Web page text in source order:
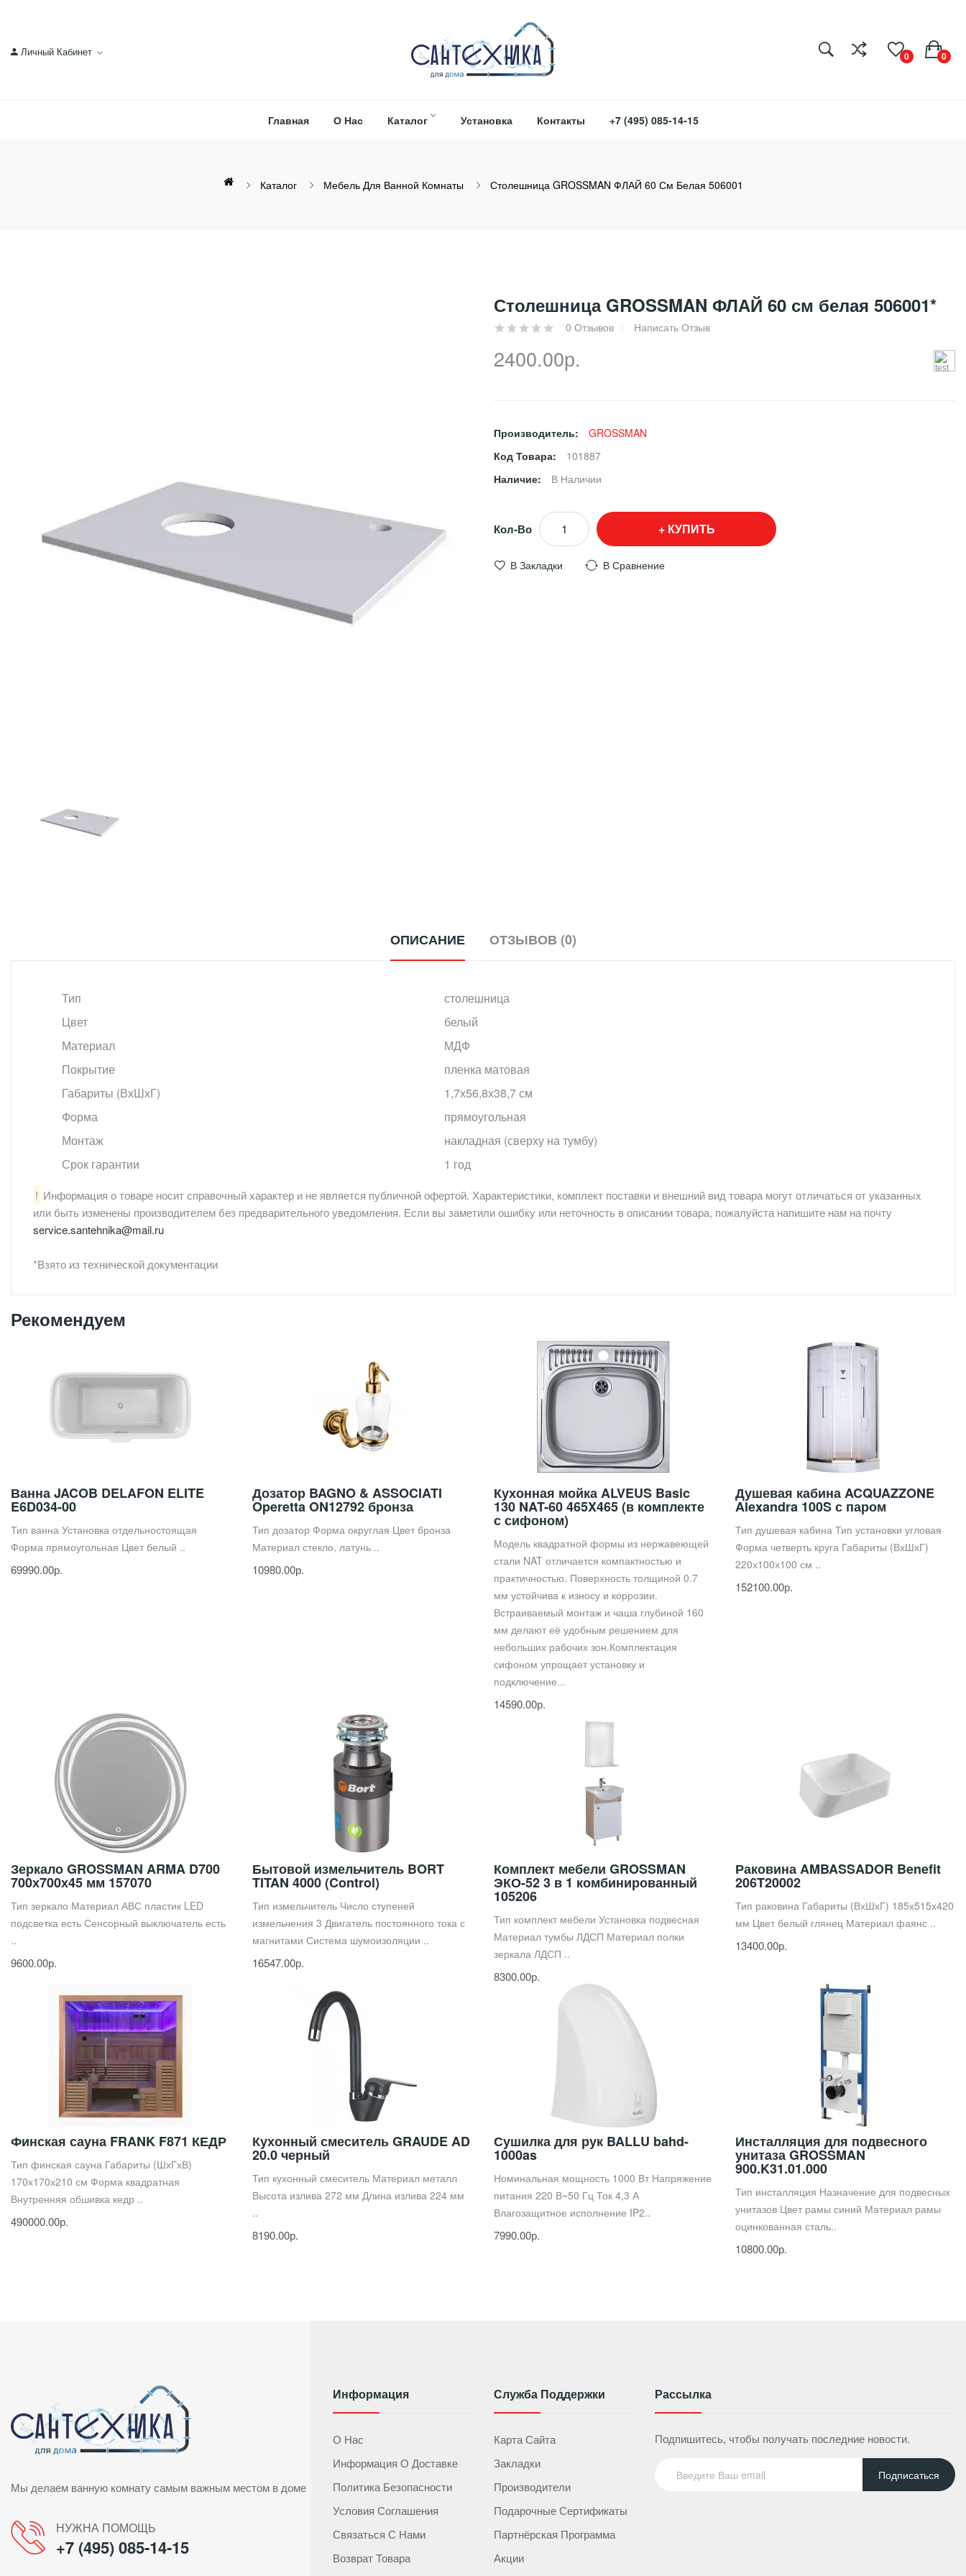
Личный Кабинет 0 0
Главная О Нас Каталог Установка Контакты +7 (495) 085-14-15
Каталог Мебель Для Ванной Комнаты Столешница GROSSMAN ФЛАЙ 60 См Белая 506001
Столешница GROSSMAN ФЛАЙ 60 см белая 506001*
0 Отзывов Написать Отзыв
2400.00р.
Производитель:
GROSSMAN
Код Товара:
101887
Наличие:
В Наличии
Кол-Во КУПИТЬ
В Закладки В Сравнение
ОПИСАНИЕ ОТЗЫВОВ (0)
Тип
столешница
Цвет
белый
Материал
МДФ
Покрытие
пленка матовая
Габариты (ВхШхГ)
1,7х56,8х38,7 см
Форма
прямоугольная
Монтаж
накладная (сверху на тумбу)
Срок гарантии
1 год
! Информация о товаре носит справочный характер и не является публичной офертой. Характеристики, комплект поставки и внешний вид товара могут отличаться от указанных
или быть изменены производителем без предварительного уведомления. Если вы заметили ошибку или неточность в описании товара, пожалуйста напишите нам на почту
service.santehnika@mail.ru
*Взято из технической документации
Рекомендуем
Ванна JACOB DELAFON ELITE
E6D034-00
Тип ванна Установка отдельностоящая
Форма прямоугольная Цвет белый ..
69990.00р.
Дозатор BAGNO & ASSOCIATI
Operetta ON12792 бронза
Тип дозатор Форма округлая Цвет бронза
Материал стекло, латунь ..
10980.00р.
Кухонная мойка ALVEUS Basic
130 NAT-60 465X465 (в комплекте
с сифоном)
Модель квадратной формы из нержавеющей
стали NAT отличается компактностью и
практичностью. Поверхность толщиной 0.7
мм устойчива к износу и коррозии.
Встраиваемый монтаж и чаша глубиной 160
мм делают её удобным решением для
небольших рабочих зон.Комплектация
сифоном упрощает установку и
подключение...
14590.00р.
Душевая кабина ACQUAZZONE
Alexandra 100S с паром
Тип душевая кабина Тип установки угловая
Форма четверть круга Габариты (ВхШхГ)
220х100х100 см ..
152100.00р.
Зеркало GROSSMAN ARMA D700
700х700х45 мм 157070
Тип зеркало Материал АВС пластик LED
подсветка есть Сенсорный выключатель есть
..
9600.00р.
Бытовой измельчитель BORT
TITAN 4000 (Control)
Тип измельчитель Число ступеней
измельчения 3 Двигатель постоянного тока с
магнитами Система шумоизоляции ..
16547.00р.
Комплект мебели GROSSMAN
ЭКО-52 3 в 1 комбинированный
105206
Тип комплект мебели Установка подвесная
Материал тумбы ЛДСП Материал полки
зеркала ЛДСП ..
8300.00р.
Раковина AMBASSADOR Benefit
206T20002
Тип раковина Габариты (ВхШхГ) 185х515х420
мм Цвет белый глянец Материал фаянс ..
13400.00р.
Финская сауна FRANK F871 КЕДР
Тип финская сауна Габариты (ШхГхВ)
170х170х210 см Форма квадратная
Внутренняя обшивка кедр ..
490000.00р.
Кухонный смеситель GRAUDE AD
20.0 черный
Тип кухонный смеситель Материал металл
Высота излива 272 мм Длина излива 224 мм
..
8190.00р.
Сушилка для рук BALLU bahd-
1000as
Номинальная мощность 1000 Вт Напряжение
питания 220 В~50 Гц Ток 4,3 А
Влагозащитное исполнение IP2..
7990.00р.
Инсталляция для подвесного
унитаза GROSSMAN
900.K31.01.000
Тип инсталляция Назначение для подвесных
унитазов Цвет рамы синий Материал рамы
оцинкованная сталь..
10800.00р.
Мы делаем ванную комнату самым важным местом в доме
НУЖНА ПОМОЩЬ
+7 (495) 085-14-15
Информация
О Нас
Информация О Доставке
Политика Безопасности
Условия Соглашения
Связаться С Нами
Возврат Товара
Служба Поддержки
Карта Сайта
Закладки
Производители
Подарочные Сертификаты
Партнёрская Программа
Акции
Рассылка
Подпишитесь, чтобы получать последние новости.
Подписаться